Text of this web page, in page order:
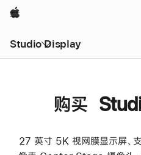
Apple
Studio Display
购买
27 英寸 5K 视网膜显示屏、